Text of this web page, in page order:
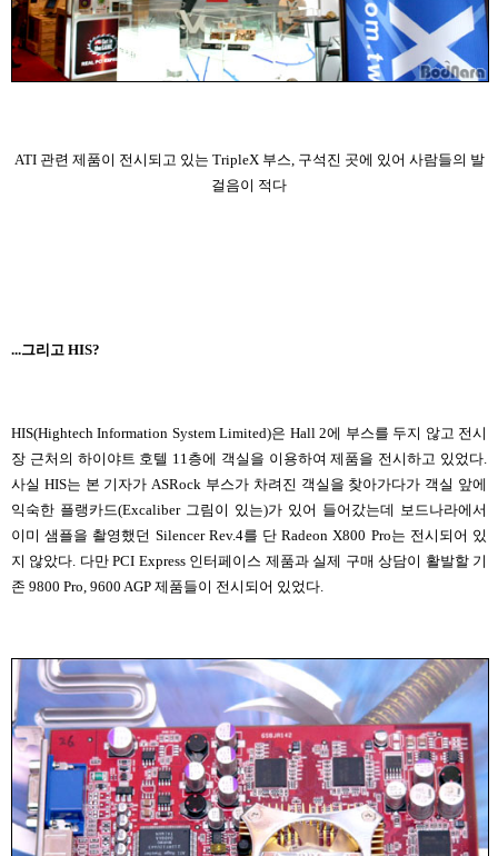
ATI 관련 제품이 전시되고 있는 TripleX 부스, 구석진 곳에 있어 사람들의 발
걸음이 적다
...그리고 HIS?
HIS(Hightech Information System Limited)은 Hall 2에 부스를 두지 않고 전시
장 근처의 하이야트 호텔 11층에 객실을 이용하여 제품을 전시하고 있었다.
사실 HIS는 본 기자가 ASRock 부스가 차려진 객실을 찾아가다가 객실 앞에
익숙한 플랭카드(Excaliber 그림이 있는)가 있어 들어갔는데 보드나라에서
이미 샘플을 촬영했던 Silencer Rev.4를 단 Radeon X800 Pro는 전시되어 있
지 않았다. 다만 PCI Express 인터페이스 제품과 실제 구매 상담이 활발할 기
존 9800 Pro, 9600 AGP 제품들이 전시되어 있었다.